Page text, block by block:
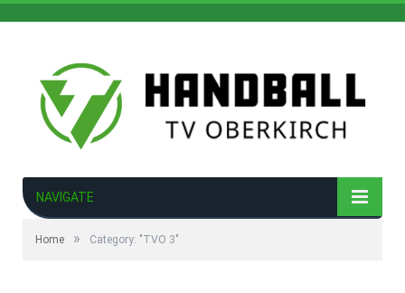
NAVIGATE
Home » Category: "TVO 3"